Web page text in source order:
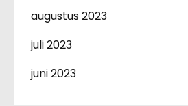
augustus 2023
juli 2023
juni 2023